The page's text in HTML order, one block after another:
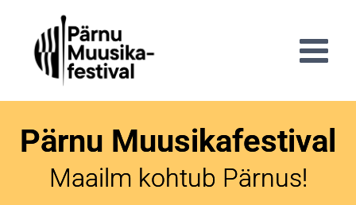
Pärnu Muusikafestival
Maailm kohtub Pärnus!